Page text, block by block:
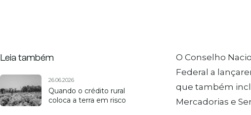
Leia também
26.06.2026
Quando o crédito rural
coloca a terra em risco
O Conselho
Federal a
que também
Mercadorias e